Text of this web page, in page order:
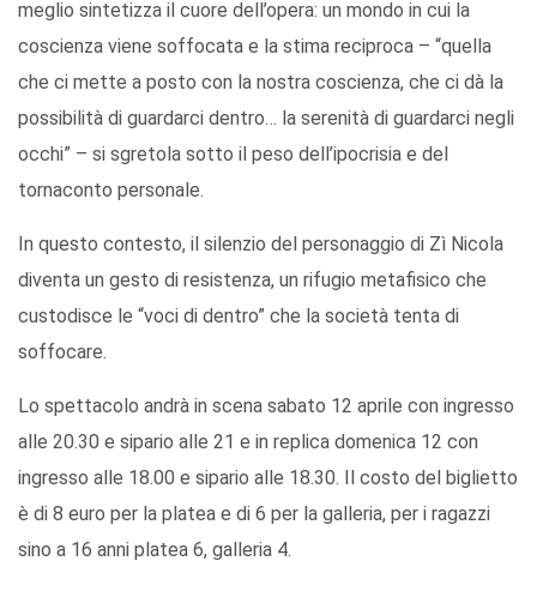
meglio sintetizza il cuore dell’opera: un mondo in cui la
coscienza viene soffocata e la stima reciproca – “quella
che ci mette a posto con la nostra coscienza, che ci dà la
possibilità di guardarci dentro… la serenità di guardarci negli
occhi” – si sgretola sotto il peso dell’ipocrisia e del
tornaconto personale.
In questo contesto, il silenzio del personaggio di Zì Nicola
diventa un gesto di resistenza, un rifugio metafisico che
custodisce le “voci di dentro” che la società tenta di
soffocare.
Lo spettacolo andrà in scena sabato 12 aprile con ingresso
alle 20.30 e sipario alle 21 e in replica domenica 12 con
ingresso alle 18.00 e sipario alle 18.30. Il costo del biglietto
è di 8 euro per la platea e di 6 per la galleria, per i ragazzi
sino a 16 anni platea 6, galleria 4.